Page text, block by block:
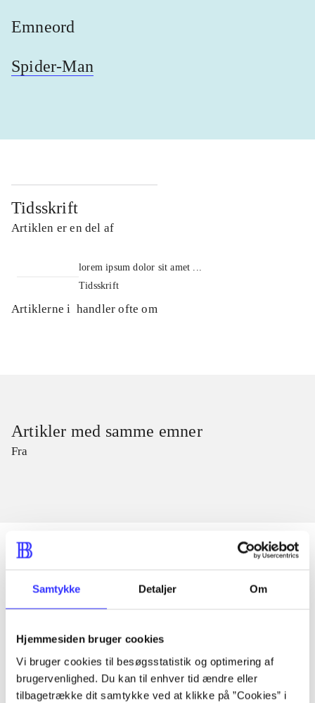
Samtykke Detaljer Om
Hjemmesiden bruger cookies
Vi bruger cookies til besøgsstatistik og optimering af
brugervenlighed. Du kan til enhver tid ændre eller
tilbagetrække dit samtykke ved at klikke på ”Cookies” i
Emneord
Spider-Man
Tidsskrift
Artiklen er en del af
lorem ipsum dolor sit amet ...
Tidsskrift
Artiklerne i handler ofte om
Artikler med samme emner
Fra
Artikler
Alle registrerede artikler fordelt på udgivelser
...